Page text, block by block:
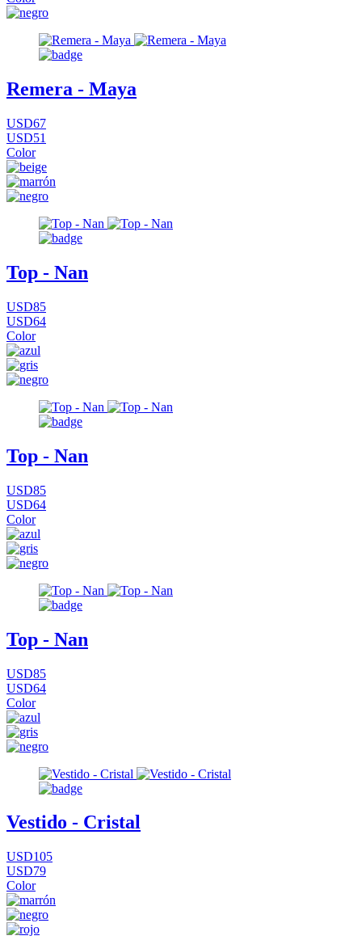
Remera - Maya
USD67
USD51
Color
Top - Nan
USD85
USD64
Color
Top - Nan
USD85
USD64
Color
Top - Nan
USD85
USD64
Color
Vestido - Cristal
USD105
USD79
Color